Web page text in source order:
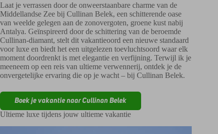
Laat je verrassen door de onweerstaanbare charme van de
Middellandse Zee bij Cullinan Belek, een schitterende oase
van weelde gelegen aan de zonovergoten, groene kust nabij
Antalya. Geïnspireerd door de schittering van de beroemde
Cullinan-diamant, stelt dit vakantieoord een nieuwe standaard
voor luxe en biedt het een uitgelezen toevluchtsoord waar elk
moment doordrenkt is met elegantie en verfijning. Terwijl ik je
meeneem op een reis van ultieme verwennerij, ontdek je de
onvergetelijke ervaring die op je wacht – bij Cullinan Belek.
Boek je vakantie naar Cullinan Belek
Ultieme luxe tijdens jouw ultieme vakantie